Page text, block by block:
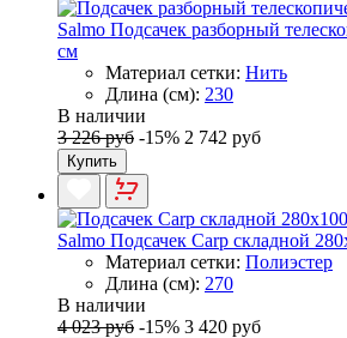
Salmo Подсачек разборный
см
Материал сетки: Нить
Длина (см): 230
В наличии
3 226 руб -15% 2 742 руб
Купить
Salmo Подсачек Carp складной
Материал сетки: Полиэстер
Длина (см): 270
В наличии
4 023 руб -15% 3 420 руб